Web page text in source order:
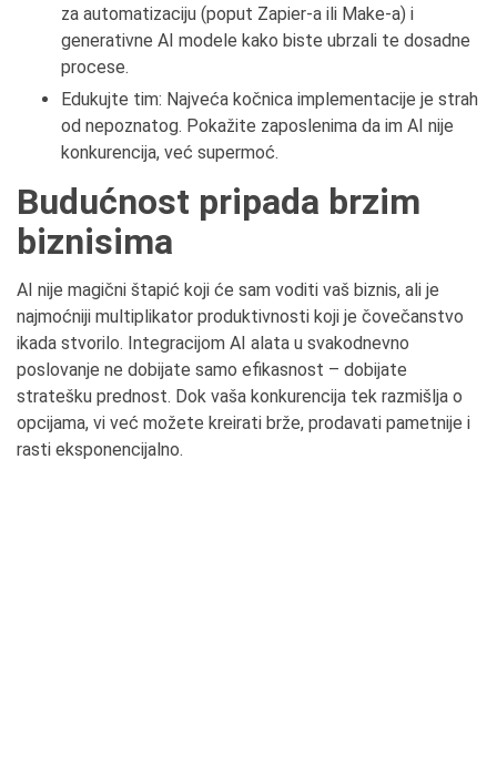
za automatizaciju (poput Zapier-a ili Make-a) i
generativne AI modele kako biste ubrzali te dosadne
procese.
Edukujte tim: Najveća kočnica implementacije je strah
od nepoznatog. Pokažite zaposlenima da im AI nije
konkurencija, već supermoć.
Budućnost pripada brzim
biznisima
AI nije magični štapić koji će sam voditi vaš biznis, ali je
najmoćniji multiplikator produktivnosti koji je čovečanstvo
ikada stvorilo. Integracijom AI alata u svakodnevno
poslovanje ne dobijate samo efikasnost – dobijate
stratešku prednost. Dok vaša konkurencija tek razmišlja o
opcijama, vi već možete kreirati brže, prodavati pametnije i
rasti eksponencijalno.